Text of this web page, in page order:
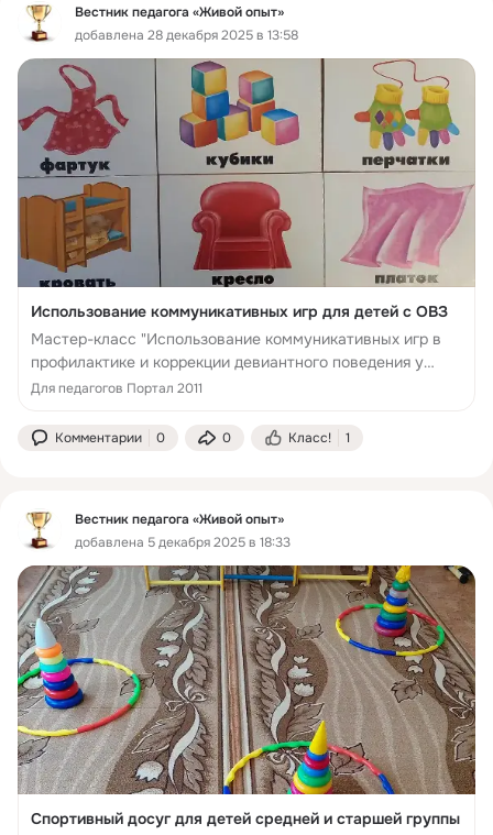
Вестник педагога «Живой опыт»
добавлена 28 декабря 2025 в 13:58
Использование коммуникативных игр для детей с ОВЗ
Мастер-класс "Использование коммуникативных игр в
профилактике и коррекции девиантного поведения у
детей с ОВЗ в начальной школе".
Для педагогов Портал 2011
Комментарии 0 0 Класс! 1
Вестник педагога «Живой опыт»
добавлена 5 декабря 2025 в 18:33
Спортивный досуг для детей средней и старшей группы